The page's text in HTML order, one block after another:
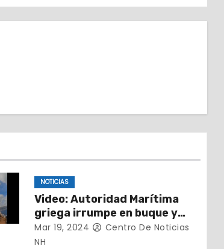
NOTICIAS
Video: Autoridad Marítima
griega irrumpe en buque y
detiene a capitán por
supuesto secuestro
Mar 19, 2024
Centro De Noticias
NH